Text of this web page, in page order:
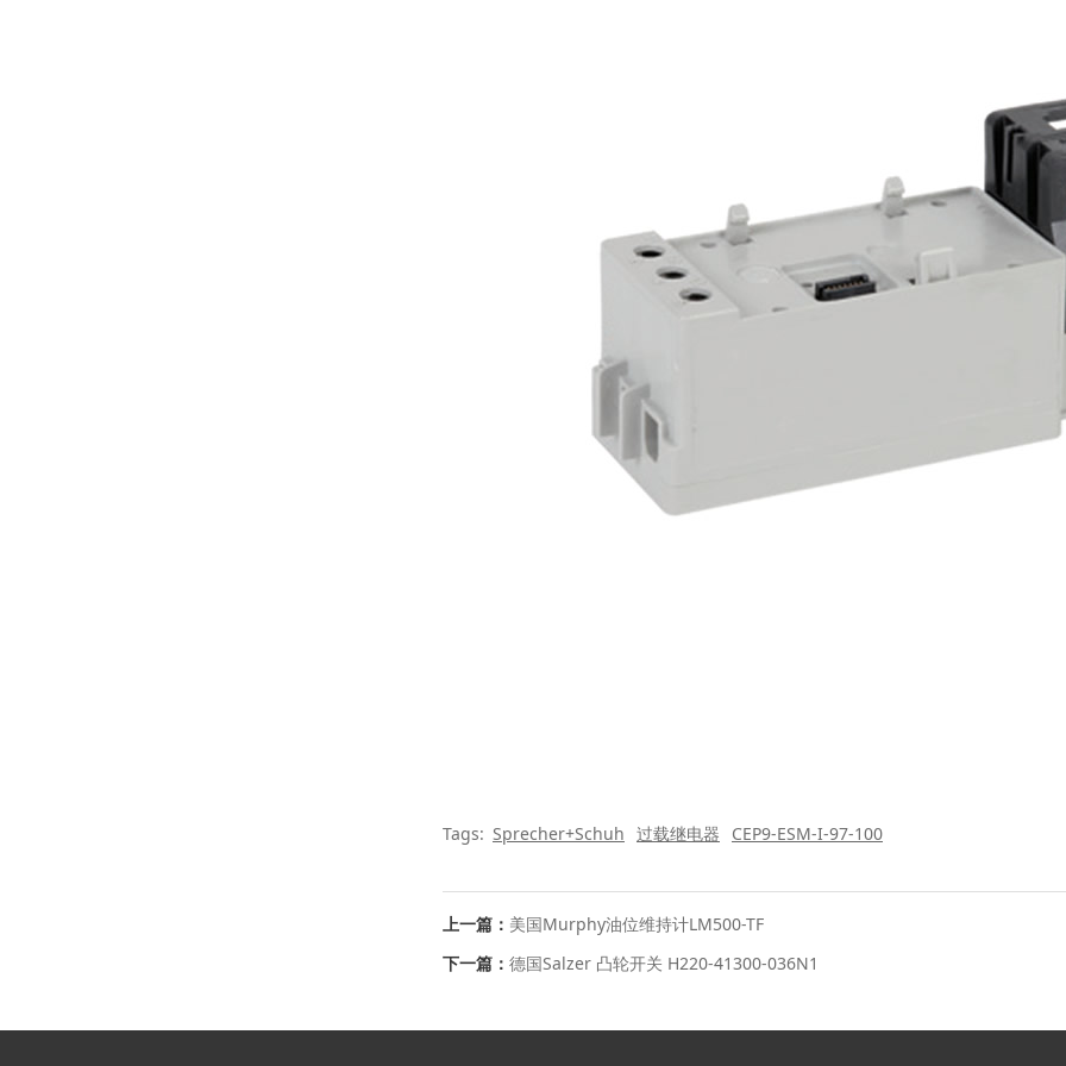
Tags: Sprecher+Schuh 过载继电器 CEP9-ESM-I-97-100
上一篇： 美国Murphy油位维持计LM500-TF
下一篇： 德国Salzer 凸轮开关 ​H220-41300-036N1